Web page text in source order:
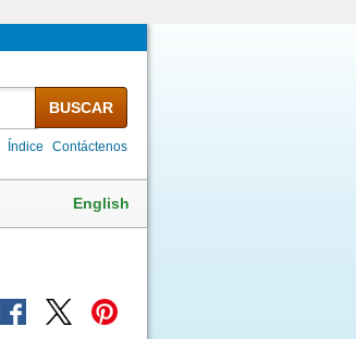
BUSCAR
Índice Contáctenos
English